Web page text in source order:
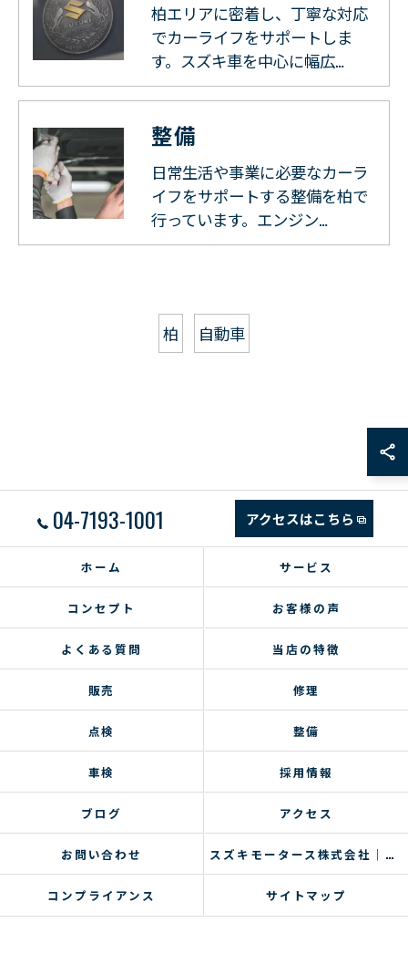
柏エリアに密着し、丁寧な対応
でカーライフをサポートしま
す。スズキ車を中心に幅広…
整備
日常生活や事業に必要なカーラ
イフをサポートする整備を柏で
行っています。エンジン…
柏 自動車
04-7193-1001 アクセスはこちら
ホーム サービス
コンセプト お客様の声
よくある質問 当店の特徴
販売 修理
点検 整備
車検 採用情報
ブログ アクセス
お問い合わせ スズキモータース株式会社｜コラム
コンプライアンス サイトマップ